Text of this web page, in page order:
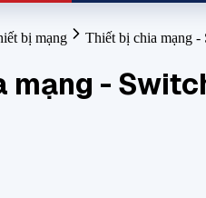
bị mạng Thiết bị chia mạng -
mạng -